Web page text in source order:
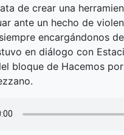
de crear una
ante un hecho de
encargándonos
en diálogo con
bloque de Hacemos